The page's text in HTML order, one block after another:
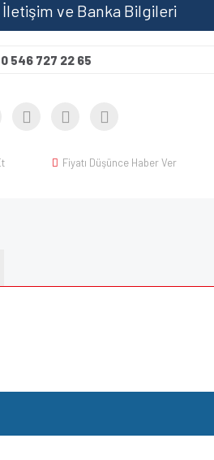
İletişim ve Banka Bilgileri
0 546 727 22 65
Fiyatı Düşünce Haber Ver